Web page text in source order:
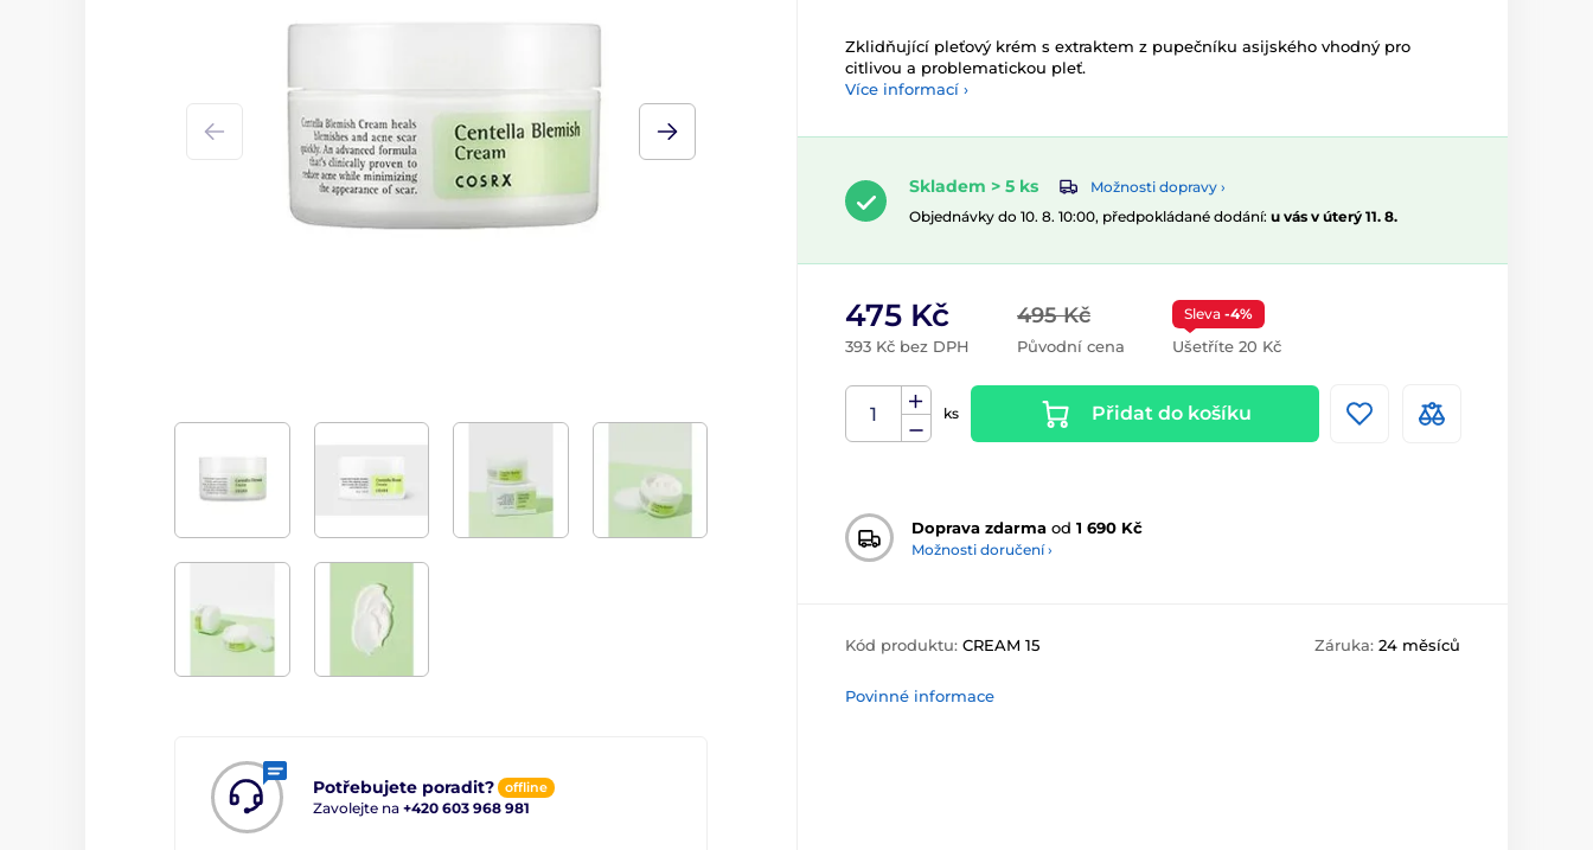
Potřebujete poradit? offline
Zavolejte na +420 603 968 981
Zklidňující pleťový krém s extraktem z pupečníku asijského vhodný pro
citlivou a problematickou pleť.
Více informací ›
Skladem > 5 ks
Možnosti dopravy ›
Objednávky do 10. 8. 10:00, předpokládané dodání: u vás v úterý 11. 8.
495 Kč
Původní cena
475 Kč
393 Kč bez DPH
Sleva -4%
Ušetříte 20 Kč
ks Přidat do košíku
Doprava zdarma od 1 690 Kč
Možnosti doručení ›
Kód produktu: CREAM 15 Záruka: 24 měsíců
Povinné informace